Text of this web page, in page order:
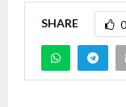
SHARE 0